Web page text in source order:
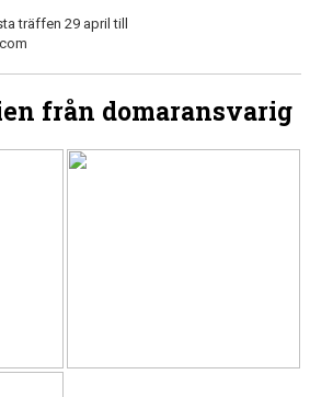
träffen 29 april till
från domaransvarig